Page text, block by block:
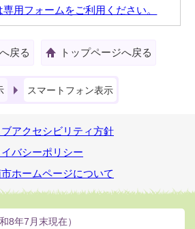
用フォームをご利用ください。
戻る トップページへ戻る
スマートフォン表示
アクセシビリティ方針
バシーポリシー
ホームページについて
和8年7月末現在）